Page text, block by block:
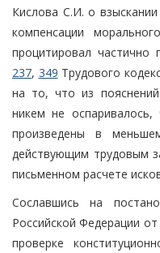
Кислова С.И. о
компенсации
процитировал частично
237, 349 Трудового
на то, что из
никем не
произведены в
действующим трудовым
письменном расчете
Сославшись на
Российской Федерации
проверке